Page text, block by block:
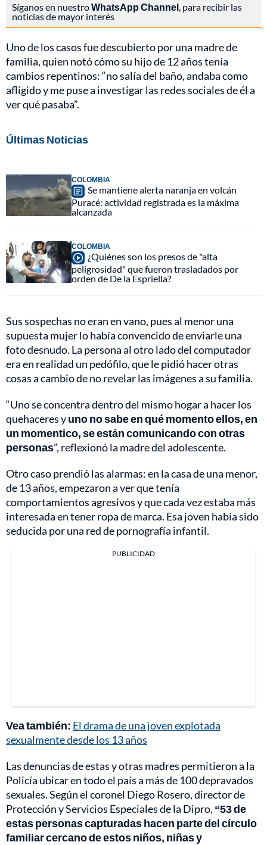
Síganos en nuestroWhatsApp Channel , para recibir las
noticias de mayor interés
Uno de los casos fue descubierto por una madre de
familia, quien notó cómo su hijo de 12 años tenía
cambios repentinos: “no salía del baño, andaba como
afligido y me puse a investigar las redes sociales de él a
ver qué pasaba”.
Últimas Noticias
COLOMBIA
Se mantiene alerta naranja en volcán
Puracé: actividad registrada es la máxima
alcanzada
COLOMBIA
¿Quiénes son los presos de "alta
peligrosidad" que fueron trasladados por
orden de De la Espriella?
Sus sospechas no eran en vano, pues al menor una
supuesta mujer lo había convencido de enviarle una
foto desnudo. La persona al otro lado del computador
era en realidad un pedófilo, que le pidió hacer otras
cosas a cambio de no revelar las imágenes a su familia.
“Uno se concentra dentro del mismo hogar a hacer los
quehaceres yuno no sabe en qué momento ellos, en
un momentico, se están comunicando con otras
personas”, reflexionó la madre del adolescente.
Otro caso prendió las alarmas: en la casa de una menor,
de 13 años, empezaron a ver que tenía
comportamientos agresivos y que cada vez estaba más
interesada en tener ropa de marca. Esa joven había sido
seducida por una red de pornografía infantil.
PUBLICIDAD
Vea también: El drama de una joven explotada
sexualmente desde los 13 años
Las denuncias de estas y otras madres permitieron a la
Policía ubicar en todo el país a más de 100 depravados
sexuales. Según el coronel Diego Rosero, director de
Protección y Servicios Especiales de la Dipro, “53 de
estas personas capturadas hacen parte del círculo
familiar cercano de estos niños, niñas y